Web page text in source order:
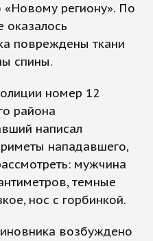
региону». По
оказалось
повреждены ткани
спины.
номер 12
района
написал
нападавшего,
мужчина
темные
нос с горбинкой.
возбуждено